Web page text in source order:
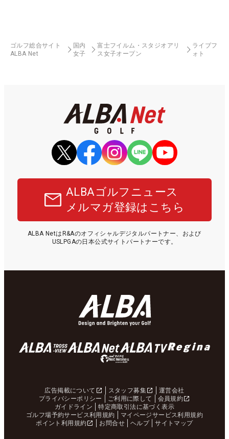
ゴルフ総合サイト
ALBA Net
国内
女子
富士フイルム・スタジオアリ
ス女子オープン
ライブフ
ォト
ALBAゴルフニュース
メルマガ登録はこちら
ALBA NetはR&Aのオフィシャルデジタルパートナー、および
USLPGAの日本公式サイトパートナーです。
広告掲載について スタッフ募集
運営会社
プライバシーポリシー
ご利用に際して
会員規約
ガイドライン
特定商取引法に基づく表示
ゴルフ場予約サービス利用規約
マイページサービス利用規約
ポイント利用規約
お問合せ ヘルプ サイトマップ